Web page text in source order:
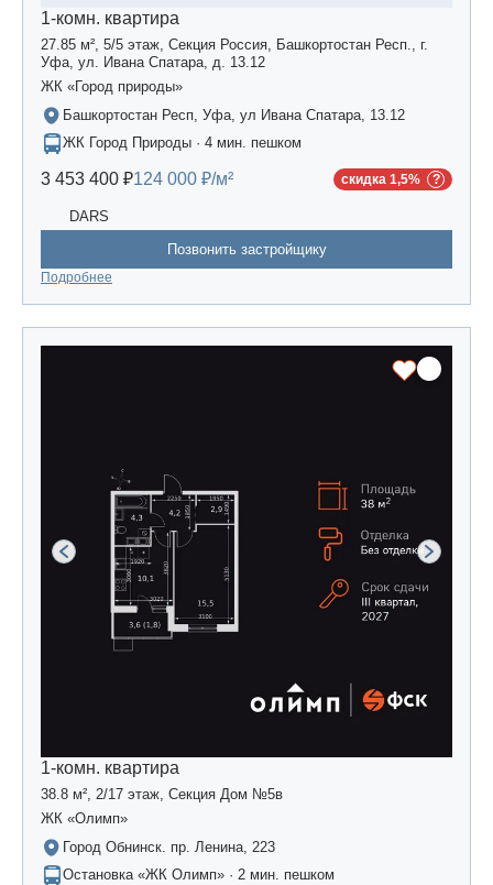
1-комн. квартира
27.85 м², 5/5 этаж, Секция Россия, Башкортостан Респ., г.
Уфа, ул. Ивана Спатара, д. 13.12
ЖК «Город природы»
Башкортостан Респ, Уфа, ул Ивана Спатара, 13.12
ЖК Город Природы · 4 мин. пешком
3 453 400 ₽124 000 ₽/м² скидка 1,5%
DARS
Позвонить застройщику
Подробнее
1-комн. квартира
38.8 м², 2/17 этаж, Секция Дом №5в
ЖК «Олимп»
Город Обнинск. пр. Ленина, 223
Остановка «ЖК Олимп» · 2 мин. пешком